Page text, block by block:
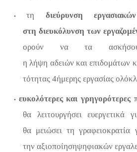
•τη διεύρυνση εργασιακών
στη διευκόλυνση των
ορούν να τα
ηλήψη αδειώνκαι επιδομάτων
τότητας 4ήμερης εργασίας
• ευκολότερεςκαιγρηγορότερες
θα λειτουργήσει ευεργετικά
θα μειώσει τηγραφειοκρατία
την αξιοποίησηψηφιακών